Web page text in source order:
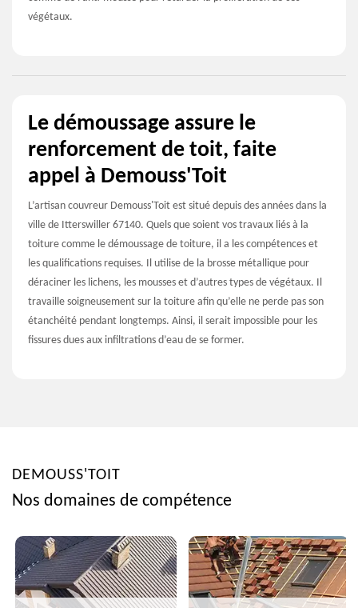
végétaux.
Le démoussage assure le
renforcement de toit, faite
appel à Demouss'Toit
L’artisan couvreur Demouss'Toit est situé depuis des années dans la
ville de Itterswiller 67140. Quels que soient vos travaux liés à la
toiture comme le démoussage de toiture, il a les compétences et
les qualifications requises. Il utilise de la brosse métallique pour
déraciner les lichens, les mousses et d’autres types de végétaux. Il
travaille soigneusement sur la toiture afin qu’elle ne perde pas son
étanchéité pendant longtemps. Ainsi, il serait impossible pour les
fissures dues aux infiltrations d’eau de se former.
DEMOUSS'TOIT
Nos domaines de compétence